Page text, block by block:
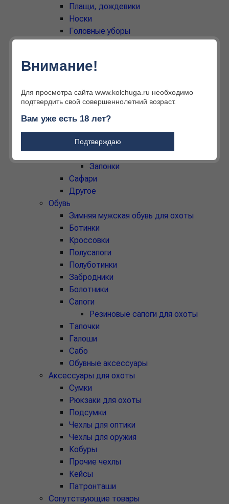
Плащи, дождевики
Носки
Головные уборы
Шляпы
Маски
Дополнительные аксессуары
Галстуки
Шарфы, платки
Ремни и пряжки
Подтяжки
Запонки
Сафари
Другое
Обувь
Зимняя мужская обувь для охоты
Ботинки
Кроссовки
Полусапоги
Полуботинки
Забродники
Болотники
Сапоги
Резиновые сапоги для охоты
Тапочки
Галоши
Сабо
Обувные аксессуары
Аксессуары для охоты
Сумки
Рюкзаки для охоты
Подсумки
Чехлы для оптики
Чехлы для оружия
Кобуры
Прочие чехлы
Кейсы
Патронташи
Сопутствующие товары
Внимание!
Для просмотра сайта www.kolchuga.ru необходимо
подтвердить свой совершеннолетний возраст.
Вам уже есть 18 лет?
Подтверждаю